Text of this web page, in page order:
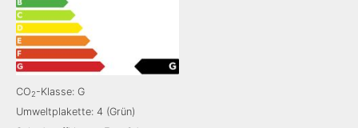
CO2-Klasse: G
Umweltplakette: 4 (Grün)